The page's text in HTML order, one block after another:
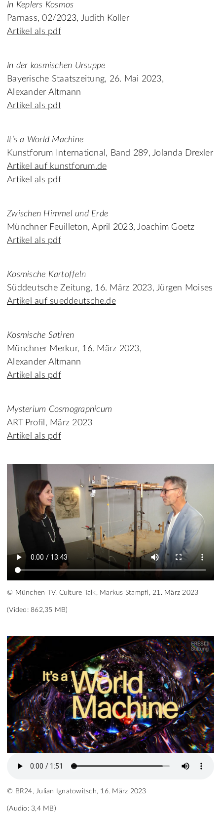
In Keplers Kosmos
Parnass, 02/2023, Judith Koller
Artikel als pdf
In der kosmischen Ursuppe
Bayerische Staatszeitung, 26. Mai 2023,
Alexander Altmann
Artikel als pdf
It’s a World Machine
Kunstforum International, Band 289, Jolanda Drexler
Artikel auf kunstforum.de
Artikel als pdf
Zwischen Himmel und Erde
Münchner Feuilleton, April 2023, Joachim Goetz
Artikel als pdf
Kosmische Kartoffeln
Süddeutsche Zeitung, 16. März 2023, Jürgen Moises
Artikel auf sueddeutsche.de
Kosmische Satiren
Münchner Merkur, 16. März 2023,
Alexander Altmann
Artikel als pdf
Mysterium Cosmographicum
ART Profil, März 2023
Artikel als pdf
© München TV, Culture Talk, Markus Stampfl, 21. März 2023
(Video: 862,35 MB)
© BR24, Julian Ignatowitsch, 16. März 2023
(Audio: 3,4 MB)